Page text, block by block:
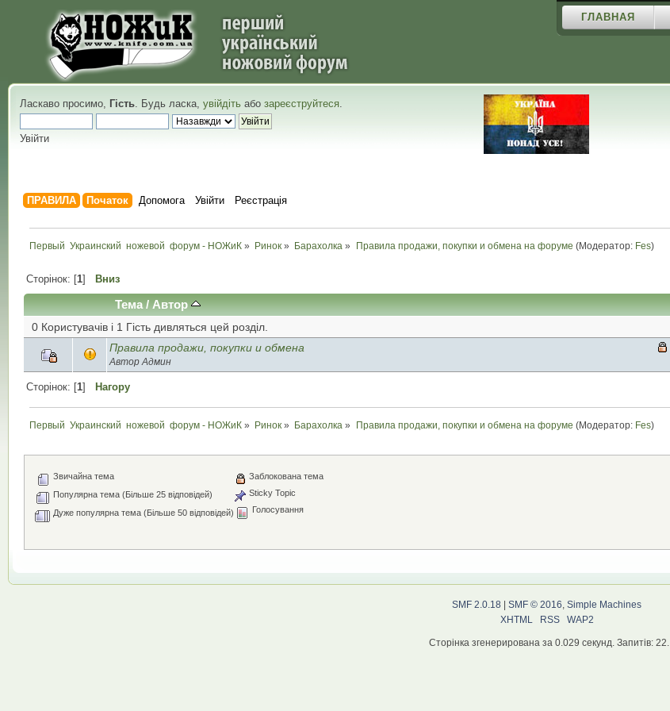
ГЛАВНАЯ
Ласкаво просимо, Гість. Будь ласка, увійдіть або зареєструйтеся.
Увійти
ПРАВИЛА Початок Допомога Увійти Реєстрація
Первый  Украинский  ножевой  форум - НОЖиК » Ринок » Барахолка » Правила продажи, покупки и обмена на форуме (Модератор: Fes)
Сторінок: [1] Вниз
Тема/Автор
0 Користувачів і 1 Гість дивляться цей розділ.
Правила продажи, покупки и обмена
Автор Админ
Сторінок: [1] Нагору
Первый  Украинский  ножевой  форум - НОЖиК » Ринок » Барахолка » Правила продажи, покупки и обмена на форуме (Модератор: Fes)
Звичайна тема
Популярна тема (Більше 25 відповідей)
Дуже популярна тема (Більше 50 відповідей)
Заблокована тема
Sticky Topic
Голосування
SMF 2.0.18 SMF © 2016 Simple Machines
XHTML
RSS WAP2
Сторінка згенерирована за 0.029 секунд. Запитів: 22.